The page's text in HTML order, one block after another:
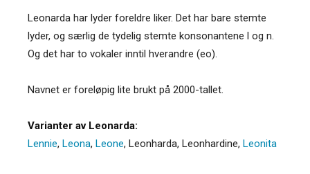
Leonarda har lyder foreldre liker. Det har bare stemte
lyder, og særlig de tydelig stemte konsonantene l og n.
Og det har to vokaler inntil hverandre (eo).
Navnet er foreløpig lite brukt på 2000-tallet.
Varianter av Leonarda:
Lennie, Leona, Leone, Leonharda, Leonhardine, Leonita